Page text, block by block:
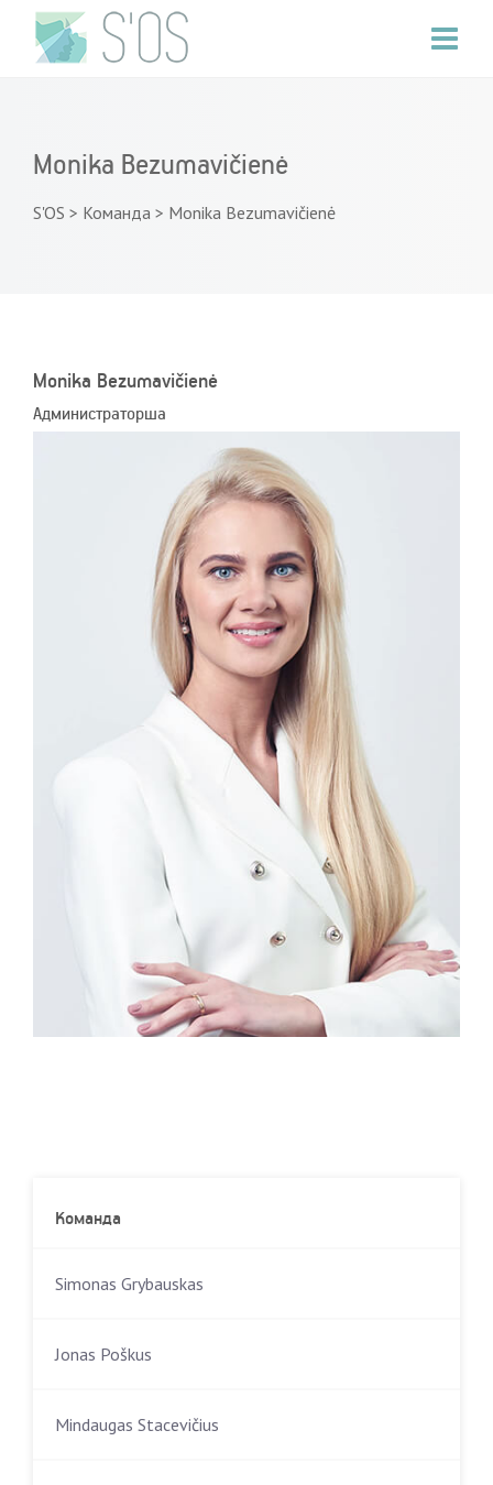
Monika Bezumavičienė
S'OS > Команда > Monika Bezumavičienė
Monika Bezumavičienė
Администраторша
Команда
Simonas Grybauskas
Jonas Poškus
Mindaugas Stacevičius